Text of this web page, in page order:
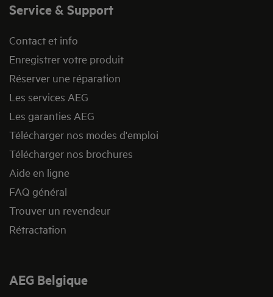
Service & Support
Contact et info
Enregistrer votre produit
Réserver une réparation
Les services AEG
Les garanties AEG
Télécharger nos modes d'emploi
Télécharger nos brochures
Aide en ligne
FAQ général
Trouver un revendeur
Rétractation
AEG Belgique